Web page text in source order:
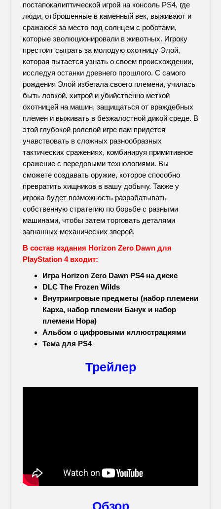
постапокалиптической игрой на консоль PS4, где
люди, отброшенные в каменный век, выживают и
сражаюся за место под солнцем с роботами,
которые эволюционировали в животных. Игроку
престоит сыграть за молодую охотницу Элой,
которая пытается узнать о своем происхождении,
исследуя останки древнего прошлого. С самого
рождения Элой избегала своего племени, училась
быть ловкой, хитрой и убийственно меткой
охотницей на машин, защищаться от враждебных
племен и выживать в безжалостной дикой среде. В
этой глубокой ролевой игре вам придется
учавствовать в сложных разнообразных
тактических сражениях, комбинируя примитивное
сражение с передовыми технологиями. Вы
сможете создавать оружие, которое способно
превратить хищников в вашу добычу. Также у
игрока будет возможность разрабатывать
собственную стратегию по борьбе с разными
машинами, чтобы затем торговать деталями
загнанных механических зверей.
В состав издания Horizon Zero Dawn для
PlayStation 4 входит:
Игра Horizon Zero Dawn PS4 на диске
DLC The Frozen Wilds
Внутриигровые предметы (набор племени
Карха, набор племени Банук и набор
племени Нора)
Альбом с цифровыми иллюстрациями
Тема для PS4
Трейлер
Обзор